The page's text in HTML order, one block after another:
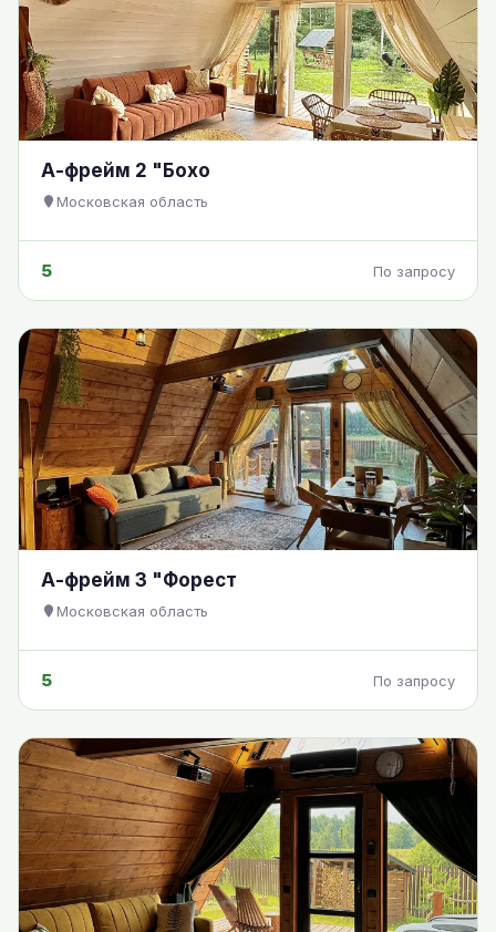
А-фрейм 2 "Бохо
Московская область
5 По запросу
А-фрейм 3 "Форест
Московская область
5 По запросу